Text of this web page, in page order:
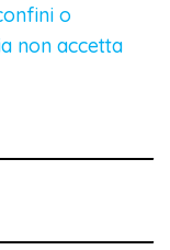
o
non accetta